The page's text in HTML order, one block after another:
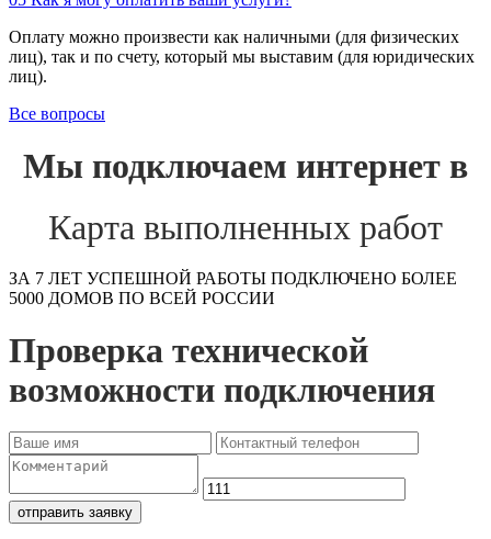
Оплату можно произвести как наличными (для физических
лиц), так и по счету, который мы выставим (для юридических
лиц).
Все вопросы
Мы подключаем интернет в
Карта выполненных работ
ЗА 7 ЛЕТ УСПЕШНОЙ РАБОТЫ ПОДКЛЮЧЕНО БОЛЕЕ
5000 ДОМОВ ПО ВСЕЙ РОССИИ
Проверка технической
возможности подключения
отправить заявку